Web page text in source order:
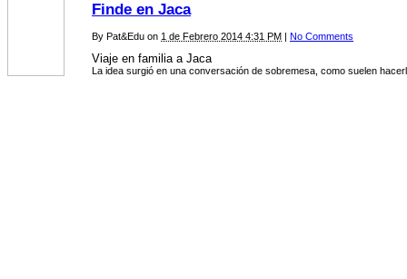
Finde en Jaca
By Pat&Edu on 1 de Febrero 2014 4:31 PM | No Comments
Viaje en familia a Jaca
La idea surgió en una conversación de sobremesa, como suelen